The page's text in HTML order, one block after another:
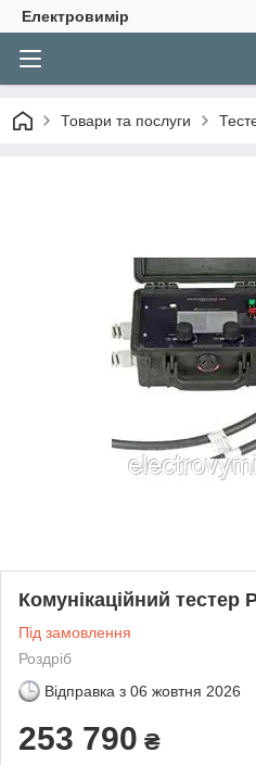
Електровимір
Товари та послуги
Комунікаційний тестер
Під замовлення
Роздріб
Відправка з 06 жовтня 2026
253 790 ₴